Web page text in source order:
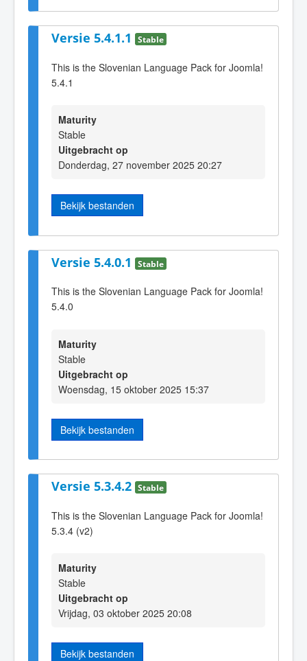
Versie 5.4.1.1 Stable
This is the Slovenian Language Pack for Joomla!
5.4.1
Maturity
Stable
Uitgebracht op
Donderdag, 27 november 2025 20:27
Bekijk bestanden
Versie 5.4.0.1 Stable
This is the Slovenian Language Pack for Joomla!
5.4.0
Maturity
Stable
Uitgebracht op
Woensdag, 15 oktober 2025 15:37
Bekijk bestanden
Versie 5.3.4.2 Stable
This is the Slovenian Language Pack for Joomla!
5.3.4 (v2)
Maturity
Stable
Uitgebracht op
Vrijdag, 03 oktober 2025 20:08
Bekijk bestanden